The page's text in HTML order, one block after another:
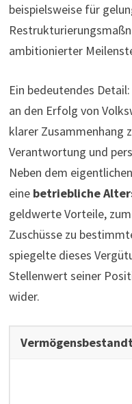
beispielsweise für
ambitionierter
Ein bedeutendes
an den Erfolg von
klarer Zusammenhang
Verantwortung und
Neben dem
eine betriebliche
geldwerte Vorteile,
Zuschüsse zu
spiegelte dieses
Stellenwert seiner
wider.